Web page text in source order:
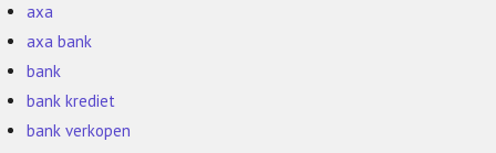
axa
axa bank
bank
bank krediet
bank verkopen